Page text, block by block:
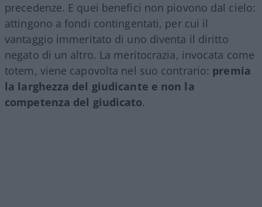
precedenze. E quei benefici non piovono dal cielo:
attingono a fondi contingentati, per cui il
vantaggio immeritato di uno diventa il diritto
negato di un altro. La meritocrazia, invocata come
totem, viene capovolta nel suo contrario: premia
la larghezza del giudicante e non la
competenza del giudicato.